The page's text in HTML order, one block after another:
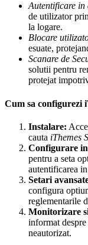
Autentificare in
de utilizator
la logare.
Blocare
esuate,
Scanare de
solutii pentru
protejat
Cum sa configurezi
Instalare:
cauta iThemes
Configurare
pentru a seta
autentificarea
Setari
configura
reglementarile
Monitorizare
informat
neautorizat.